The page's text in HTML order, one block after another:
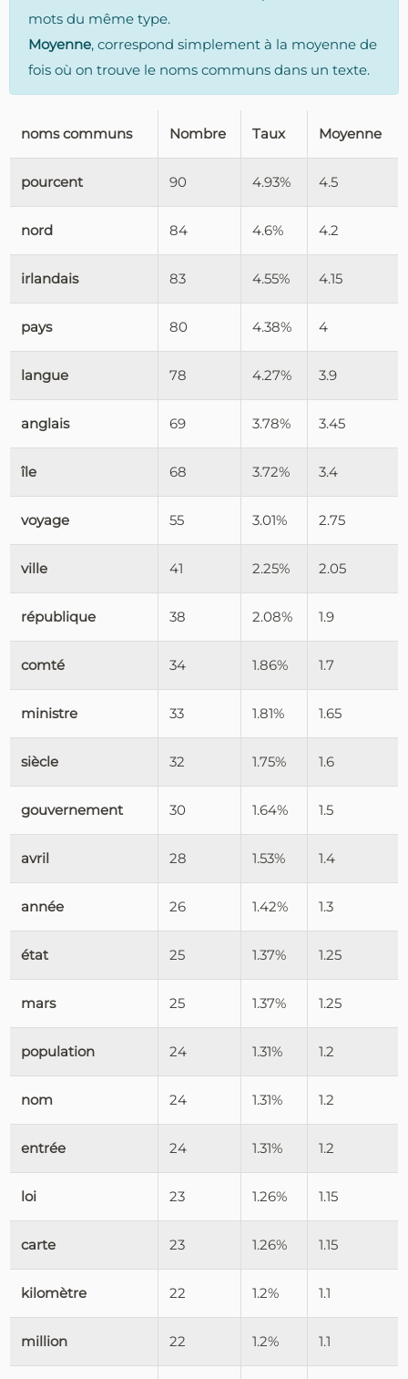
mots du même type.
Moyenne, correspond simplement à la moyenne de
fois où on trouve le noms communs dans un texte.
noms communs Nombre Taux Moyenne
pourcent 90 4.93% 4.5
nord 84 4.6% 4.2
irlandais 83 4.55% 4.15
pays 80 4.38% 4
langue 78 4.27% 3.9
anglais 69 3.78% 3.45
île 68 3.72% 3.4
voyage 55 3.01% 2.75
ville 41 2.25% 2.05
république 38 2.08% 1.9
comté 34 1.86% 1.7
ministre 33 1.81% 1.65
siècle 32 1.75% 1.6
gouvernement 30 1.64% 1.5
avril 28 1.53% 1.4
année 26 1.42% 1.3
état 25 1.37% 1.25
mars 25 1.37% 1.25
population 24 1.31% 1.2
nom 24 1.31% 1.2
entrée 24 1.31% 1.2
loi 23 1.26% 1.15
carte 23 1.26% 1.15
kilomètre 22 1.2% 1.1
million 22 1.2% 1.1